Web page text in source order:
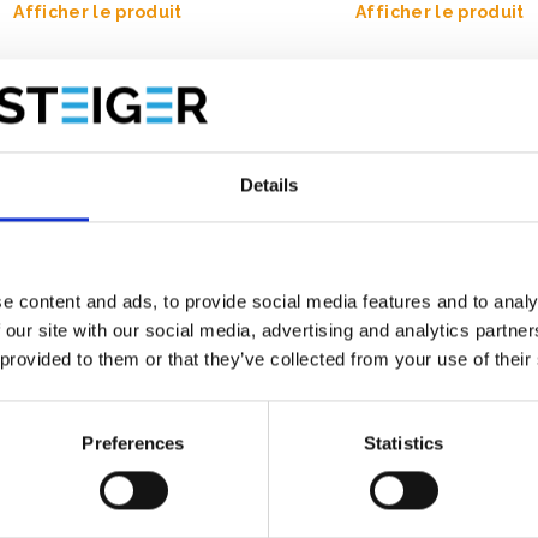
Details
content and ads, to provide social media features and to
site with our social media, advertising and analytics
to them or that they’ve collected from your use of
Preferences Statistics
Afficher le produit Afficher le produit
250
échafaudage d'escalier